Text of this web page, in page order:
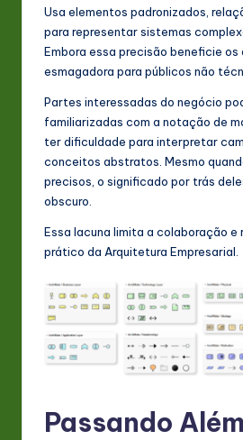
In
ti
Usa elementos padronizados,
para representar sistemas
Embora essa precisão beneficie
esmagadora para públicos não
Partes interessadas do negócio
familiarizadas com a notação de
ter dificuldade para interpretar
conceitos abstratos. Mesmo
precisos, o significado por trás
obscuro.
Essa lacuna limita a colaboração e
prático da Arquitetura Empresarial.
Passando